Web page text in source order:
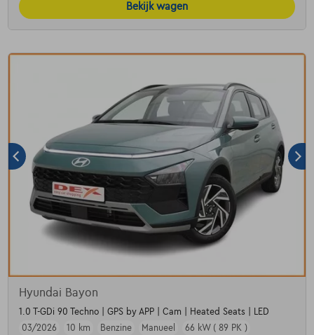
Bekijk wagen
Hyundai Bayon
1.0 T-GDi 90 Techno | GPS by APP | Cam | Heated Seats | LED
03/2026
10 km Benzine Manueel 66 kW ( 89 PK )